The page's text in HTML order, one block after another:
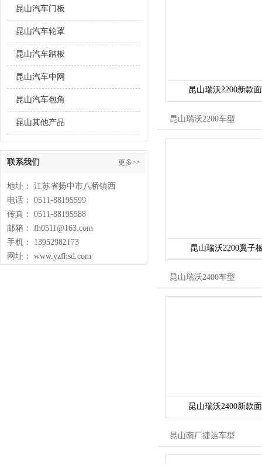
昆山汽车门板
昆山汽车轮罩
昆山汽车踏板
昆山汽车中网
昆山汽车包角
昆山其他产品
联系我们 更多>>
地址： 江苏省扬中市八桥镇西
电话： 0511-88195599
传真： 0511-88195588
邮箱： fh0511@163.com
手机： 13952982173
网址： www.yzfhsd.com
昆山瑞沃2200新款
昆山瑞沃2200车型
昆山瑞沃2200翼子
昆山瑞沃2400车型
昆山瑞沃2400新款
昆山南厂捷运车型